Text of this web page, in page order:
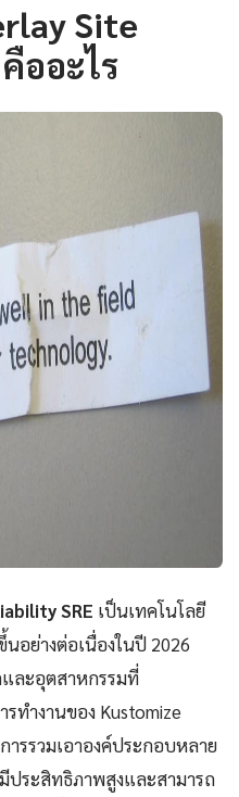
Site
ออะไร
SRE เป็นเทคโนโลยี
อย่างต่อเนื่องในปี 2026
และอุตสาหกรรมที่
ทำงานของ Kustomize
ารรวมเอาองค์ประกอบหลาย
ประสิทธิภาพสูงและสามารถ